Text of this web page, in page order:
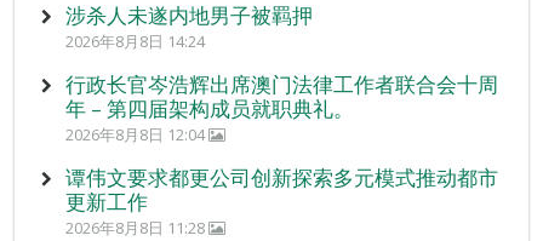
涉杀人未遂内地男子被羁押
2026年8月8日 14:24
行政长官岑浩辉出席澳门法律工作者联合会十周
年 – 第四届架构成员就职典礼。
2026年8月8日 12:04
谭伟文要求都更公司创新探索多元模式推动都市
更新工作
2026年8月8日 11:28